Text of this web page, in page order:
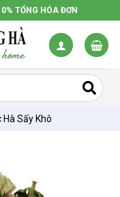
TỔNG HÓA ĐƠN
Hà Sấy Khô